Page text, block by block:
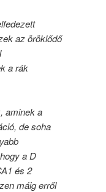
az öröklődő
a rák
aminek a
de soha
a D
és 2
máig erről